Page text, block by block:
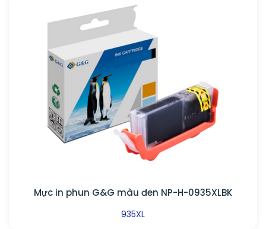
Mực in phun G&G màu đen NP-H-0935XLBK
935XL